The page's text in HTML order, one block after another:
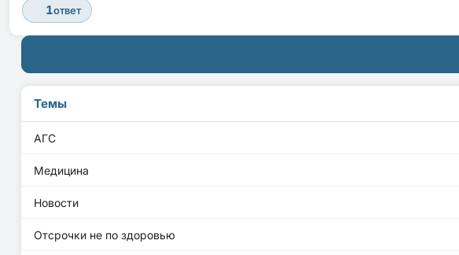
1ответ
Темы
АГС
Медицина
Новости
Отсрочки не по здоровью